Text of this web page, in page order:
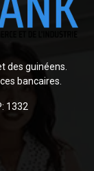
des guinéens.
bancaires.
1332